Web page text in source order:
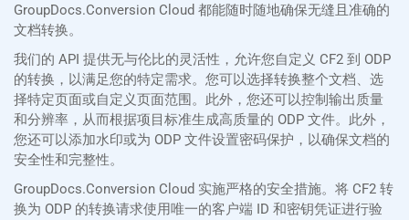
GroupDocs.Conversion Cloud 都能随时随地确保无缝且准确的
文档转换。
我们的 API 提供无与伦比的灵活性，允许您自定义 CF2 到 ODP
的转换，以满足您的特定需求。您可以选择转换整个文档、选
择特定页面或自定义页面范围。此外，您还可以控制输出质量
和分辨率，从而根据项目标准生成高质量的 ODP 文件。此外，
您还可以添加水印或为 ODP 文件设置密码保护，以确保文档的
安全性和完整性。
GroupDocs.Conversion Cloud 实施严格的安全措施。将 CF2 转
换为 ODP 的转换请求使用唯一的客户端 ID 和密钥凭证进行验